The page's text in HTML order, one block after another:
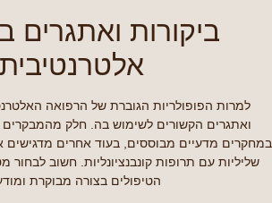
ביקורות ואתגרים
אלטרנטיבית
למרות הפופולריות הגוברת של הרפואה
ואתגרים הקשורים לשימוש בה. חלק
במחקרים מדעיים מבוססים, בעוד אחרים מדגישים
שליליות עם תרופות קונבנציונליות. חשוב
הטיפולים בצורה מבוקרת